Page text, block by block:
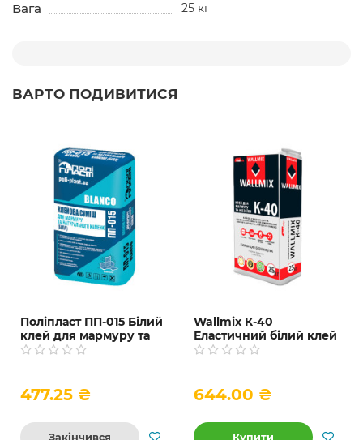
Вага 25 кг
ВАРТО ПОДИВИТИСЯ
Поліпласт ПП-015 Білий
клей для мармуру та
каменю, 25 кг
477.25 ₴
Закінчився
Wallmix К-40
Еластичний білий клей
для мармуру і мозаїки,
644.00 ₴
Купити